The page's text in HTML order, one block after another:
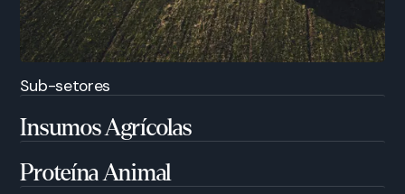
Sub-setores
Insumos Agrícolas
Proteína Animal